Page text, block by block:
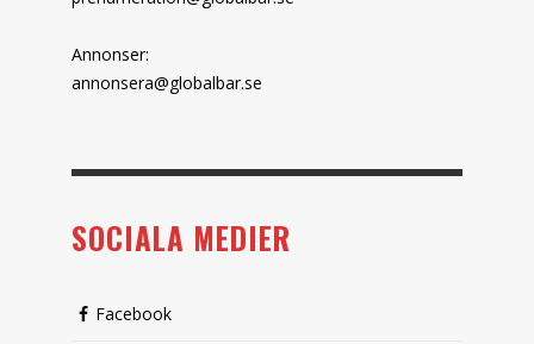
Annonser:
annonsera@globalbar.se
SOCIALA MEDIER
Facebook